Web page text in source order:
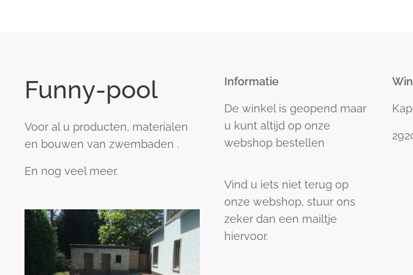
Funny-pool
Voor al u producten, materialen
en bouwen van zwembaden .
En nog veel meer.
Informatie
De winkel is geopend maar
u kunt altijd op onze
webshop bestellen
Vind u iets niet terug op
onze webshop, stuur ons
zeker dan een mailtje
hiervoor.